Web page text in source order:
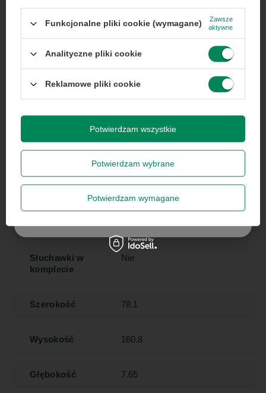
Pojemność
akumulatora
4352
Komunikacja
Bluetooth
Wi-Fi
NFC
5G
4G (LTE)
Opcje SIM Dual SIM (SIM + eSIM)
Ładowarka w
Tak
Słuchawki w
komplecie
Nie
Szerokość 78.1
Wysokość 160.8
Głębokość 7.65
...lub zadzwoń od razu, aby odebrać
przy zamówieniu telefonicznym
50 zł rabatu!
Rabat 50 zł przy zamówieniach powyżej 300 zł. Oferta
obejmuje zamówień hurtowych.
na potrzeby newslettera. Więcej wpolityce
Zapisz się
Funkcjonalne pliki cookie (wymagane)
Zawsze
aktywne
Analityczne pliki cookie
Reklamowe pliki cookie
Potwierdzam wybrane
Potwierdzam wymagane
Potwierdzam wszystkie